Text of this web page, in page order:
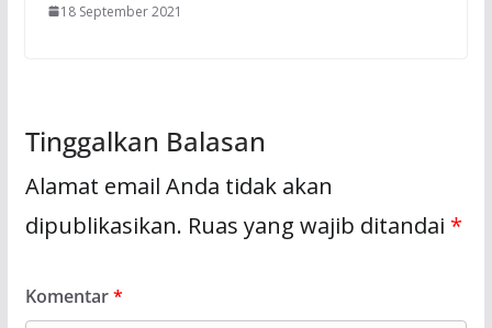
18 September 2021
Tinggalkan Balasan
Alamat email Anda tidak akan
dipublikasikan. Ruas yang wajib ditandai *
Komentar*